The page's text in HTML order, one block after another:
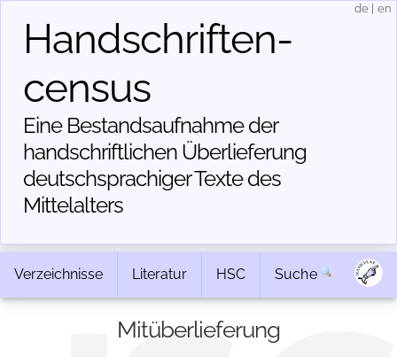
Handschriften­
census
Eine Bestandsaufnahme der
handschriftlichen Über­lieferung
deutschsprachiger Texte des
Mittelalters
de en
Verzeichnisse Literatur HSC Suche
Mitüberlieferung